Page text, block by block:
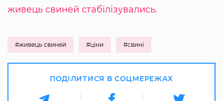
живець свиней стабілізувались.
#живець свиней #ціни #свині
ПОДІЛИТИСЯ В СОЦМЕРЕЖАХ